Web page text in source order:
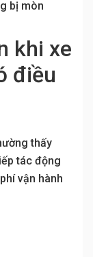
bị mòn
khi xe
điều
thấy
tác động
vận hành